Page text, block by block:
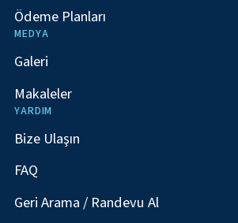
Ödeme Planları
MEDYA
Galeri
Makaleler
YARDIM
Bize Ulaşın
FAQ
Geri Arama / Randevu Al